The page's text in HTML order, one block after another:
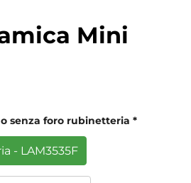
Mini
senza foro rubinetteria *
- LAM3535F